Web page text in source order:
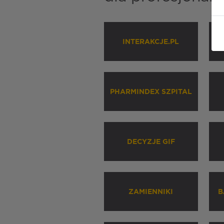
INTERAKCJE.PL
PHARMINDEX SZPITAL
DECYZJE GIF
ZAMIENNIKI